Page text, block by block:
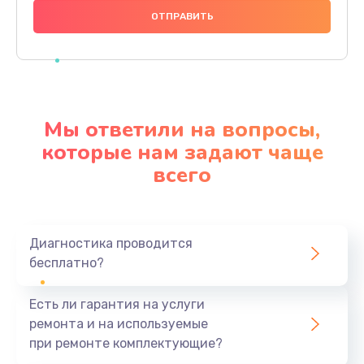
666 руб.
Заказать
Замена процессора телефона
Восстановление данных телефона
Заказать
Мы ответили на вопросы,
которые нам задают чаще
всего
Диагностика проводится
бесплатно?
Есть ли гарантия на услуги
ремонта и на используемые
при ремонте комплектующие?